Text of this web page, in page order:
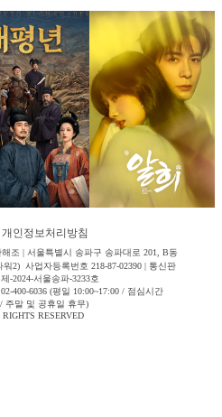
개인정보처리방침
조 | 서울특별시 송파구 송파대로 201, B동
2) 사업자등록번호 218-87-02390 | 통신판
-2024-서울송파-3233호
400-6036 (평일 10:00~17:00 / 점심시간
/ 주말 및 공휴일 휴무)
RESERVED